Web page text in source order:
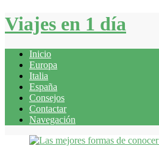
Viajes en 1 día
Inicio
Europa
Italia
España
Consejos
Contactar
Navegación